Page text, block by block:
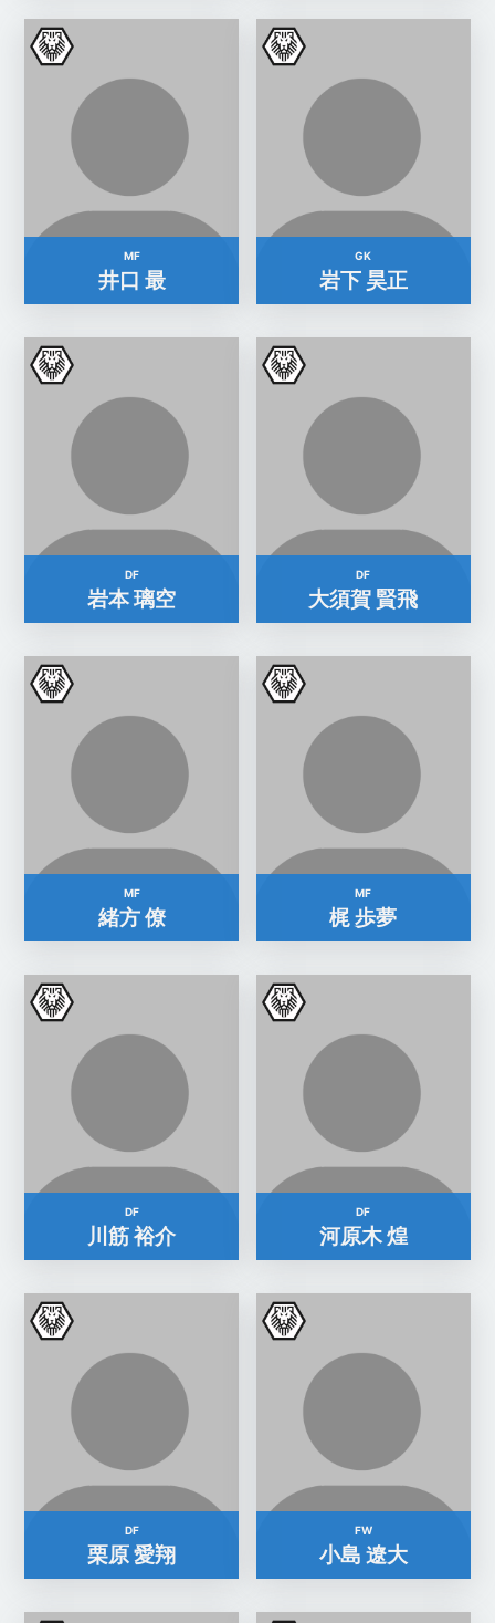
MF
井口 最
GK
岩下 昊正
DF
岩本 璃空
DF
大須賀 賢飛
MF
緒方 僚
MF
梶 歩夢
DF
川筋 裕介
DF
河原木 煌
DF
栗原 愛翔
FW
小島 遼大